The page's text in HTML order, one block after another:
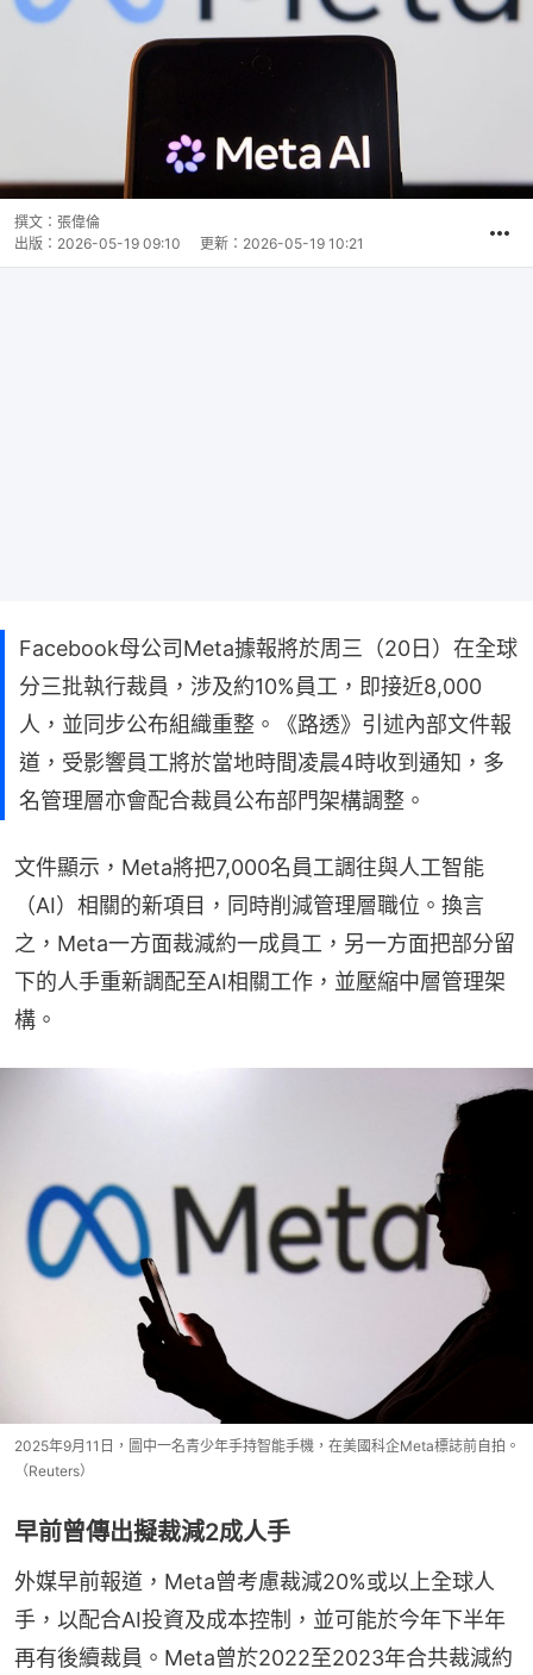
撰文： 張偉倫
出版： 2026-05-19 09:10 更新： 2026-05-19 10:21
Facebook母公司Meta據報將於周三（20日）在全球
分三批執行裁員，涉及約10%員工，即接近8,000
人，並同步公布組織重整。《路透》引述內部文件報
道，受影響員工將於當地時間凌晨4時收到通知，多
名管理層亦會配合裁員公布部門架構調整。
文件顯示，Meta將把7,000名員工調往與人工智能
（AI）相關的新項目，同時削減管理層職位。換言
之，Meta一方面裁減約一成員工，另一方面把部分留
下的人手重新調配至AI相關工作，並壓縮中層管理架
構。
2025年9月11日，圖中一名青少年手持智能手機，在美國科企Meta標誌前自拍。
（Reuters）
早前曾傳出擬裁減2成人手
外媒早前報道，Meta曾考慮裁減20%或以上全球人
手，以配合AI投資及成本控制，並可能於今年下半年
再有後續裁員。Meta曾於2022至2023年合共裁減約